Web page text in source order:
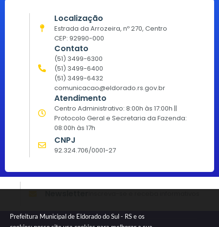
Prefeitura Municipal de Eldorado do Sul - RS e os
Localização
Estrada da Arrozeira, nº 270, Centro
CEP: 92990-000
Contato
(51) 3499-6300
(51) 3499-6400
(51) 3499-6432
comunicacao@eldorado.rs.gov.br
Atendimento
Centro Administrativo: 8:00h às 17:00h ||
Protocolo Geral e Secretaria da Fazenda:
08:00h às 17h
CNPJ
92.324.706/0001-27